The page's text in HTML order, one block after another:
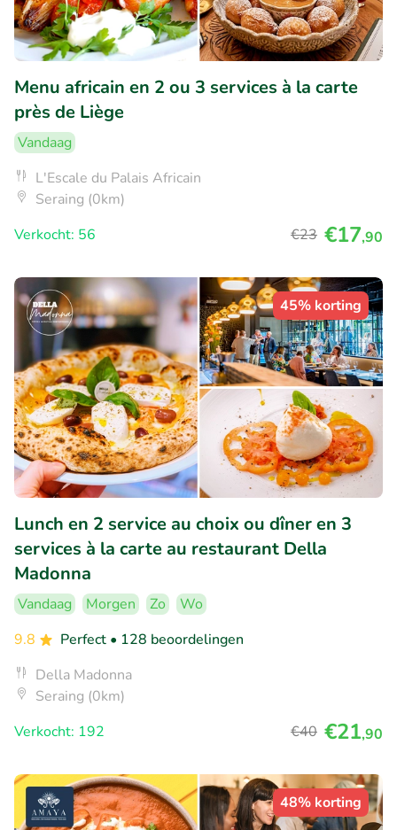
Menu africain en 2 ou 3 services à la carte
près de Liège
Vandaag
L'Escale du Palais Africain
Seraing (0km)
Verkocht: 56
€23 €17,90
45% korting
Lunch en 2 service au choix ou dîner en 3
services à la carte au restaurant Della
Madonna
Vandaag Morgen Zo
Wo
9.8
Perfect • 128 beoordelingen
Della Madonna
Seraing (0km)
Verkocht: 192
€40 €21,90
48% korting